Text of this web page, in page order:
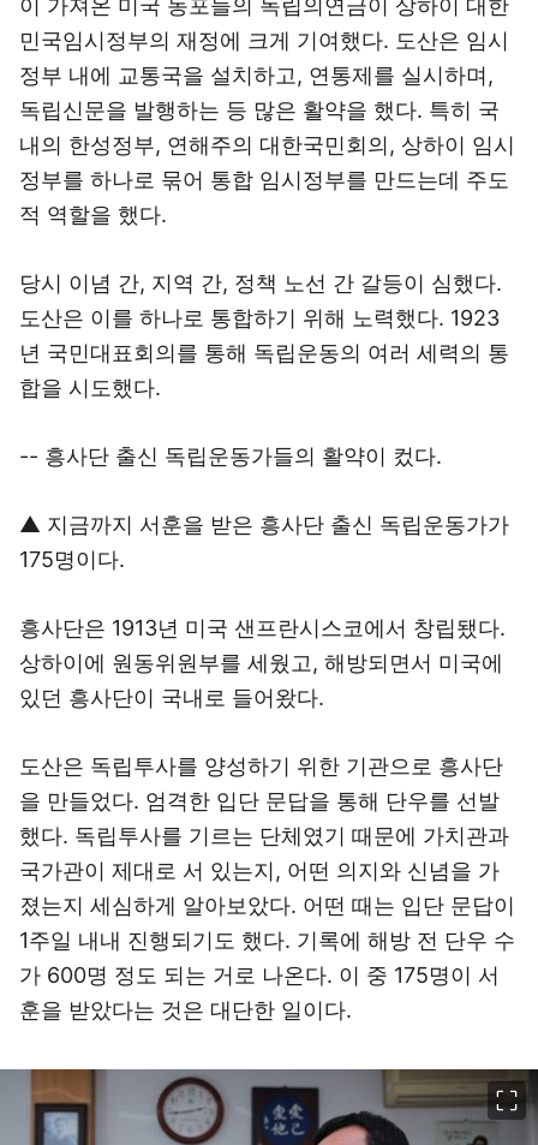
이 가져온 미국 동포들의 독립의연금이 상하이 대한
민국임시정부의 재정에 크게 기여했다. 도산은 임시
정부 내에 교통국을 설치하고, 연통제를 실시하며,
독립신문을 발행하는 등 많은 활약을 했다. 특히 국
내의 한성정부, 연해주의 대한국민회의, 상하이 임시
정부를 하나로 묶어 통합 임시정부를 만드는데 주도
적 역할을 했다.
당시 이념 간, 지역 간, 정책 노선 간 갈등이 심했다.
도산은 이를 하나로 통합하기 위해 노력했다. 1923
년 국민대표회의를 통해 독립운동의 여러 세력의 통
합을 시도했다.
-- 흥사단 출신 독립운동가들의 활약이 컸다.
▲ 지금까지 서훈을 받은 흥사단 출신 독립운동가가
175명이다.
흥사단은 1913년 미국 샌프란시스코에서 창립됐다.
상하이에 원동위원부를 세웠고, 해방되면서 미국에
있던 흥사단이 국내로 들어왔다.
도산은 독립투사를 양성하기 위한 기관으로 흥사단
을 만들었다. 엄격한 입단 문답을 통해 단우를 선발
했다. 독립투사를 기르는 단체였기 때문에 가치관과
국가관이 제대로 서 있는지, 어떤 의지와 신념을 가
졌는지 세심하게 알아보았다. 어떤 때는 입단 문답이
1주일 내내 진행되기도 했다. 기록에 해방 전 단우 수
가 600명 정도 되는 거로 나온다. 이 중 175명이 서
훈을 받았다는 것은 대단한 일이다.